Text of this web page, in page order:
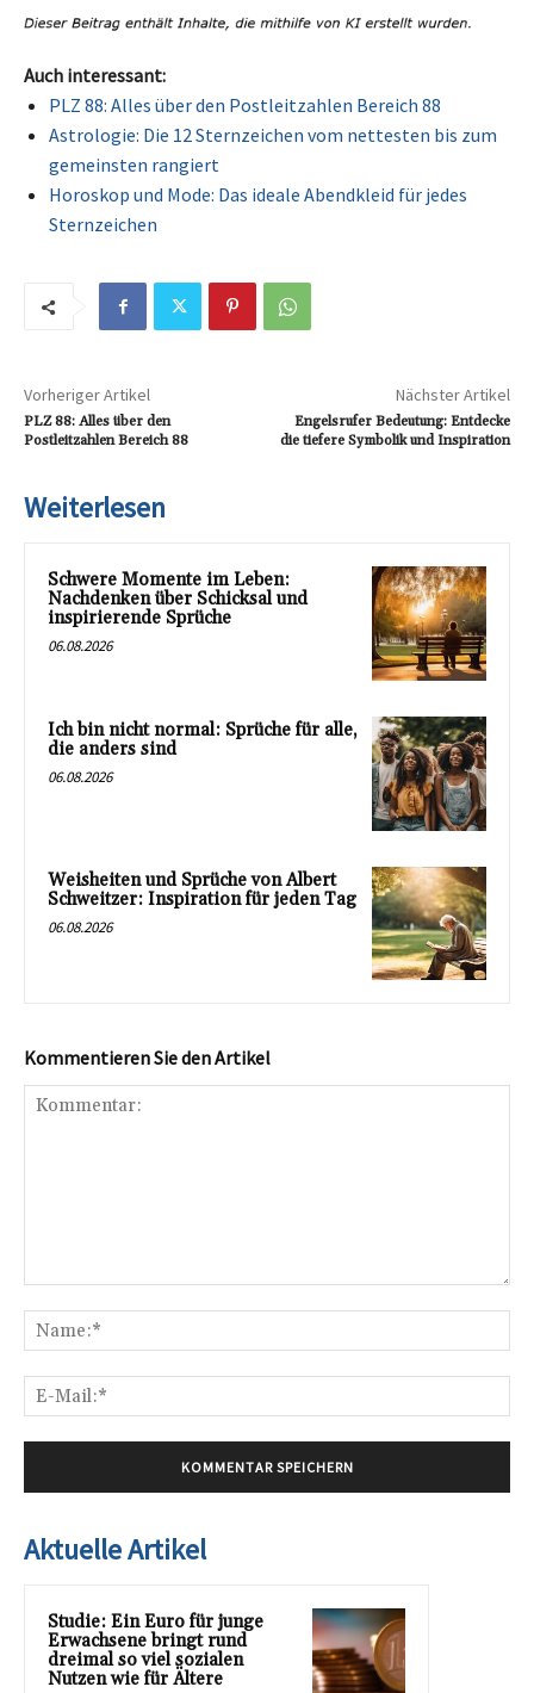
Auch interessant:
PLZ 88: Alles über den Postleitzahlen Bereich 88
Astrologie: Die 12 Sternzeichen vom nettesten bis zum
gemeinsten rangiert
Horoskop und Mode: Das ideale Abendkleid für jedes
Sternzeichen
Vorheriger Artikel
PLZ 88: Alles über den
Postleitzahlen Bereich 88
Nächster Artikel
Engelsrufer Bedeutung: Entdecke
die tiefere Symbolik und Inspiration
Weiterlesen
Schwere Momente im Leben:
Nachdenken über Schicksal und
inspirierende Sprüche
06.08.2026
Ich bin nicht normal: Sprüche für alle,
die anders sind
06.08.2026
Weisheiten und Sprüche von Albert
Schweitzer: Inspiration für jeden Tag
06.08.2026
Kommentieren Sie den Artikel
Aktuelle Artikel
Studie: Ein Euro für junge
Erwachsene bringt rund
dreimal so viel sozialen
Nutzen wie für Ältere